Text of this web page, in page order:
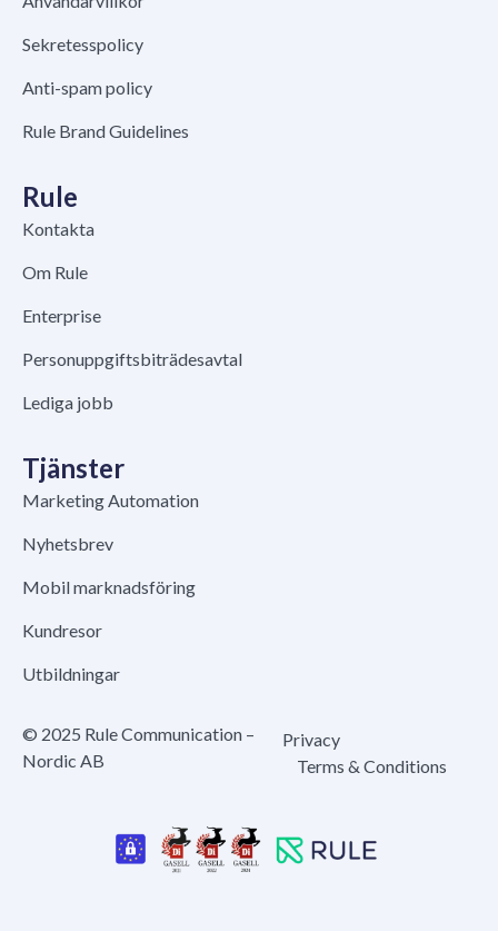
Sekretesspolicy
Anti-spam policy
Rule Brand Guidelines
Rule
Kontakta
Om Rule
Enterprise
Personuppgiftsbiträdesavtal
Lediga jobb
Tjänster
Marketing Automation
Nyhetsbrev
Mobil marknadsföring
Kundresor
Utbildningar
© 2025 Rule Communication –
Nordic AB
Privacy
Terms & Conditions